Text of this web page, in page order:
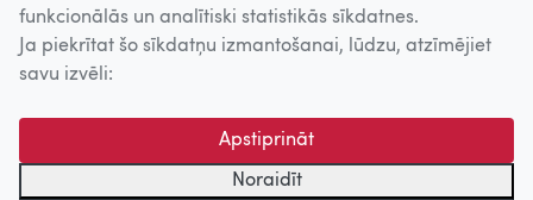
Uz augšu
© 2026 Nacionālais Kino centrs, Kultūras informācijas sistēmu
centrs. Sadarbības partneris: Latvijas Valsts
kinofotofonodokumentu arhīvs.
funkcionālās un analītiski statistikās sīkdatnes.
Ja piekrītat šo sīkdatņu izmantošanai, lūdzu, atzīmējiet
savu izvēli:
Apstiprināt
Noraidīt